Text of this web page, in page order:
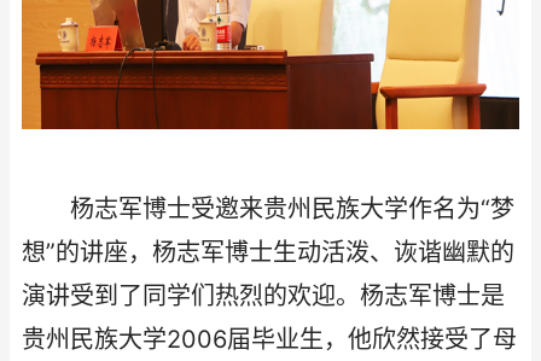
杨志军博士受邀来贵州民族大学作名为“梦
想”的讲座，杨志军博士生动活泼、诙谐幽默的
演讲受到了同学们热烈的欢迎。杨志军博士是
贵州民族大学2006届毕业生，他欣然接受了母